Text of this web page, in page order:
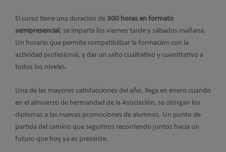
El curso tiene una duración de 300 horas en formato
semipresencial, se imparte los viernes tarde y sábados mañana.
Un horario que permite compatibilizar la formación con la
actividad profesional, y dar un salto cualitativo y cuantitativo a
todos los niveles.
Una de las mayores satisfacciones del año, llega en enero cuando
en el almuerzo de hermandad de la Asociación, se otorgan los
diplomas a las nuevas promociones de alumnos. Un punto de
partida del camino que seguimos recorriendo juntos hacia un
futuro que hoy ya es presente.